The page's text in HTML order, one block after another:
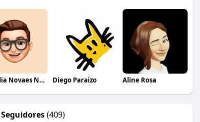
Claudia Novaes Novaes Diego Paraizo Aline Rosa
Seguidores(409)